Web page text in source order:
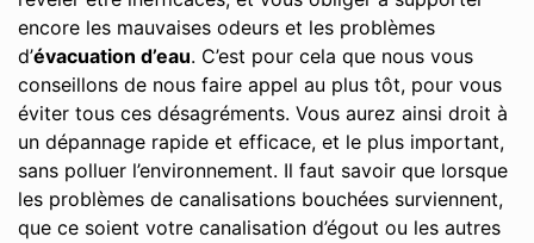
encore les mauvaises odeurs et les problèmes
d’évacuation d’eau. C’est pour cela que nous vous
conseillons de nous faire appel au plus tôt, pour vous
éviter tous ces désagréments. Vous aurez ainsi droit à
un dépannage rapide et efficace, et le plus important,
sans polluer l’environnement. Il faut savoir que lorsque
les problèmes de canalisations bouchées surviennent,
que ce soient votre canalisation d’égout ou les autres